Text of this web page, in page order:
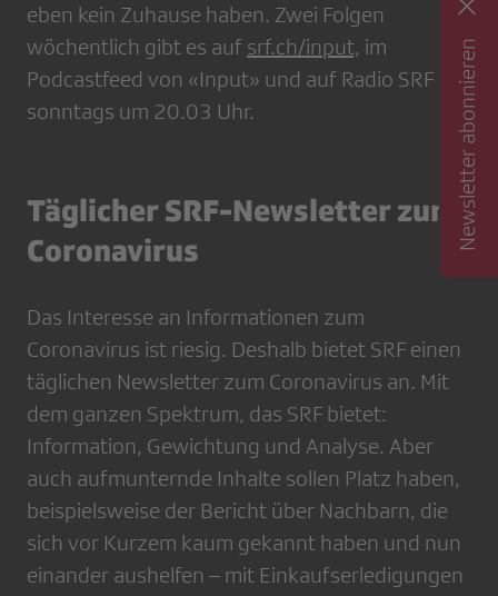
eben kein Zuhause haben. Zwei Folgen
wöchentlich gibt es auf srf.ch/input, im
Podcastfeed von «Input» und auf Radio SRF 3 –
sonntags um 20.03 Uhr.
Täglicher SRF-Newsletter zum
Coronavirus
Das Interesse an Informationen zum
Coronavirus ist riesig. Deshalb bietet SRF einen
täglichen Newsletter zum Coronavirus an. Mit
dem ganzen Spektrum, das SRF bietet:
Information, Gewichtung und Analyse. Aber
auch aufmunternde Inhalte sollen Platz haben,
beispielsweise der Bericht über Nachbarn, die
sich vor Kurzem kaum gekannt haben und nun
einander aushelfen – mit Einkaufserledigungen
Newsletter abonnieren